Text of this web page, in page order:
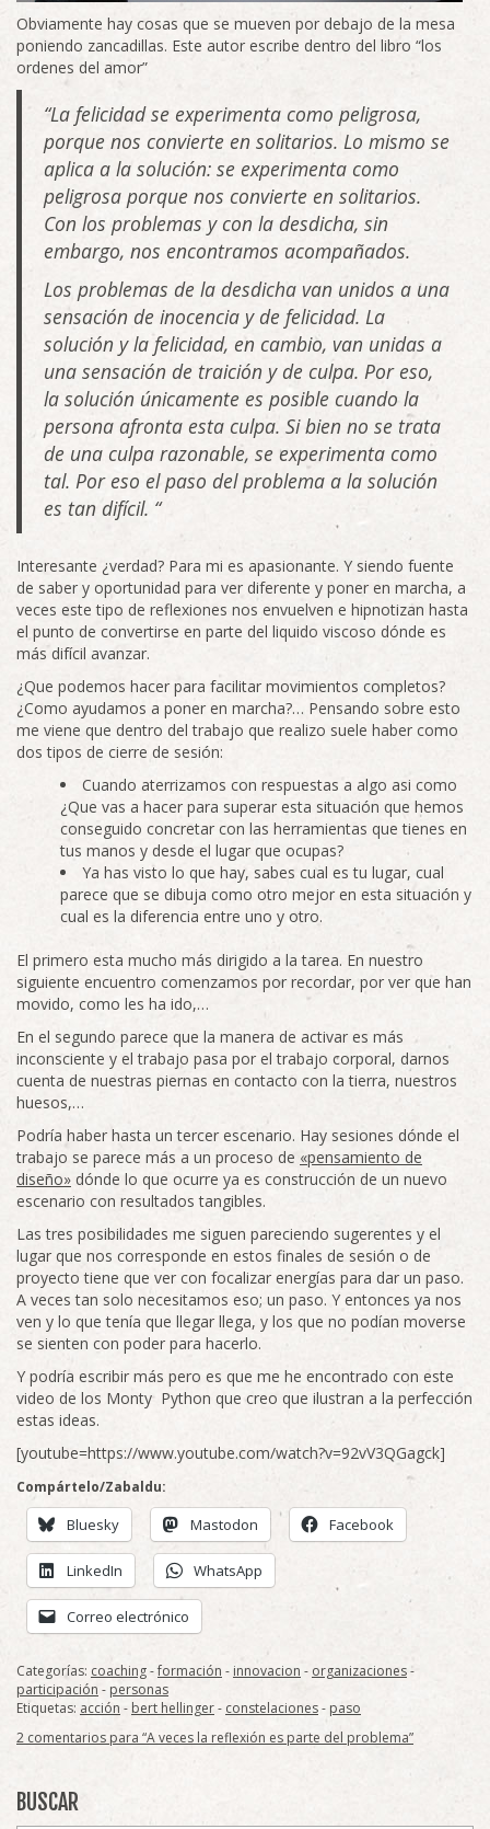
Obviamente hay cosas que se mueven por debajo de la mesa
poniendo zancadillas. Este autor escribe dentro del libro “los
ordenes del amor”
“La felicidad se experimenta como peligrosa,
porque nos convierte en solitarios. Lo mismo se
aplica a la solución: se experimenta como
peligrosa porque nos convierte en solitarios.
Con los problemas y con la desdicha, sin
embargo, nos encontramos acompañados.
Los problemas de la desdicha van unidos a una
sensación de inocencia y de felicidad. La
solución y la felicidad, en cambio, van unidas a
una sensación de traición y de culpa. Por eso,
la solución únicamente es posible cuando la
persona afronta esta culpa. Si bien no se trata
de una culpa razonable, se experimenta como
tal. Por eso el paso del problema a la solución
es tan difícil. “
Interesante ¿verdad? Para mi es apasionante. Y siendo fuente
de saber y oportunidad para ver diferente y poner en marcha, a
veces este tipo de reflexiones nos envuelven e hipnotizan hasta
el punto de convertirse en parte del liquido viscoso dónde es
más difícil avanzar.
¿Que podemos hacer para facilitar movimientos completos?
¿Como ayudamos a poner en marcha?… Pensando sobre esto
me viene que dentro del trabajo que realizo suele haber como
dos tipos de cierre de sesión:
Cuando aterrizamos con respuestas a algo asi como
¿Que vas a hacer para superar esta situación que hemos
conseguido concretar con las herramientas que tienes en
tus manos y desde el lugar que ocupas?
Ya has visto lo que hay, sabes cual es tu lugar, cual
parece que se dibuja como otro mejor en esta situación y
cual es la diferencia entre uno y otro.
El primero esta mucho más dirigido a la tarea. En nuestro
siguiente encuentro comenzamos por recordar, por ver que han
movido, como les ha ido,…
En el segundo parece que la manera de activar es más
inconsciente y el trabajo pasa por el trabajo corporal, darnos
cuenta de nuestras piernas en contacto con la tierra, nuestros
huesos,…
Podría haber hasta un tercer escenario. Hay sesiones dónde el
trabajo se parece más a un proceso de «pensamiento de
diseño» dónde lo que ocurre ya es construcción de un nuevo
escenario con resultados tangibles.
Las tres posibilidades me siguen pareciendo sugerentes y el
lugar que nos corresponde en estos finales de sesión o de
proyecto tiene que ver con focalizar energías para dar un paso.
A veces tan solo necesitamos eso; un paso. Y entonces ya nos
ven y lo que tenía que llegar llega, y los que no podían moverse
se sienten con poder para hacerlo.
Y podría escribir más pero es que me he encontrado con este
video de los Monty Python que creo que ilustran a la perfección
estas ideas.
[youtube=https://www.youtube.com/watch?v=92vV3QGagck]
Compártelo/Zabaldu:
Bluesky Mastodon Facebook
LinkedIn WhatsApp
Correo electrónico
Categorías: coaching-formación - innovacion - organizaciones-
participación - personas
Etiquetas: acción - bert hellinger- constelaciones- paso
2 comentarios para “A veces la reflexión es parte del problema”
BUSCAR